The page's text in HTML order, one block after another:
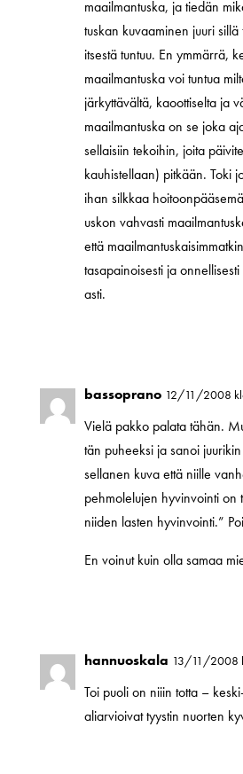
maailmantuska, ja tiedän
tuskan kuvaaminen juuri
itsestä tuntuu. En ymmärrä,
maailmantuska voi tuntua
järkyttävältä, kaoottiselta ja
maailmantuska on se joka
sellaisiin tekoihin, joita
kauhistellaan) pitkään. Toki
ihan silkkaa
uskon vahvasti
että
tasapainoisesti ja
asti.
bassoprano 12/11/2008
Vielä pakko palata tähän.
tän puheeksi ja sanoi
sellanen kuva että niille
pehmolelujen hyvinvointi on
niiden lasten hyvinvointi.”
En voinut kuin olla samaa
hannuoskala 13/11/2008
Toi puoli on niiin totta –
aliarvioivat tyystin nuorten